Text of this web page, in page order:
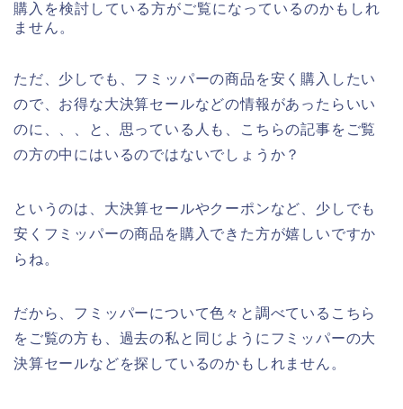
購入を検討している方がご覧になっているのかもしれ
ません。
ただ、少しでも、フミッパーの商品を安く購入したい
ので、お得な大決算セールなどの情報があったらいい
のに、、、と、思っている人も、こちらの記事をご覧
の方の中にはいるのではないでしょうか？
というのは、大決算セールやクーポンなど、少しでも
安くフミッパーの商品を購入できた方が嬉しいですか
らね。
だから、フミッパーについて色々と調べているこちら
をご覧の方も、過去の私と同じようにフミッパーの大
決算セールなどを探しているのかもしれません。